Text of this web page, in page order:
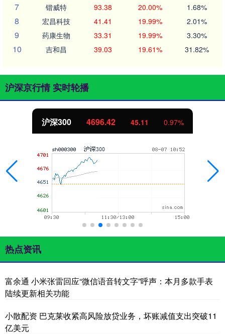
7 锴威特 93.38 20.00% 1.68%
8 宏昌科技 41.41 19.99% 2.01%
9 药康生物 33.31 19.99% 3.30%
10 吉和昌 39.03 19.61% 31.82%
沪深京行情 实时轮播
沪深300 4696.42 45.11 0.97%
热点资讯
富余通 小米张雷回应“微信语音转文字”呼声：本月多款手表
陆续更新相关功能
小散配资 巴克莱收紧高风险放贷业务，坏账减值支出突破11
亿美元